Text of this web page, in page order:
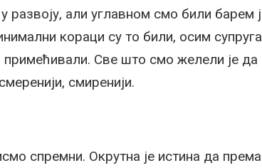
развоју, али углавном смо били барем
кораци су то били, осим
примећивали. Све што смо желели је
смиренији.
спремни. Окрутна је истина да према